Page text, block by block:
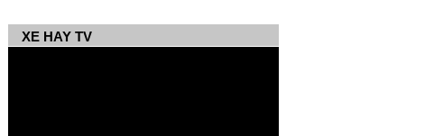
XE HAY TV